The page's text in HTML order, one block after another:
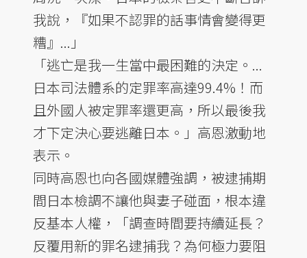
我說，『如果不認罪的話事情會變得更
糟』...」
「逃亡是我一生當中最困難的決定。...
日本司法體系的定罪率高達99.4%！而
且外國人被定罪率還更高，所以最後我
才下定決心要逃離日本。」高恩激動地
表示。
同時高恩也向各國媒體強調，被逮捕期
間日本檢調不讓他與妻子碰面，根本違
反基本人權，「調查時間要持續延長？
反覆用新的罪名逮捕我？為何極力要阻